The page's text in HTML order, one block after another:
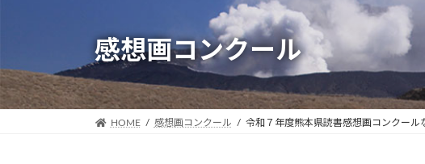
プ
動
感想画コンクール
HOME 感想画コンクール 令和７年度熊本県読書感想画コンクール